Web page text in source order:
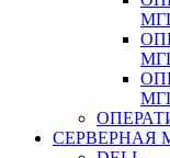
СЕРВЕРНАЯ